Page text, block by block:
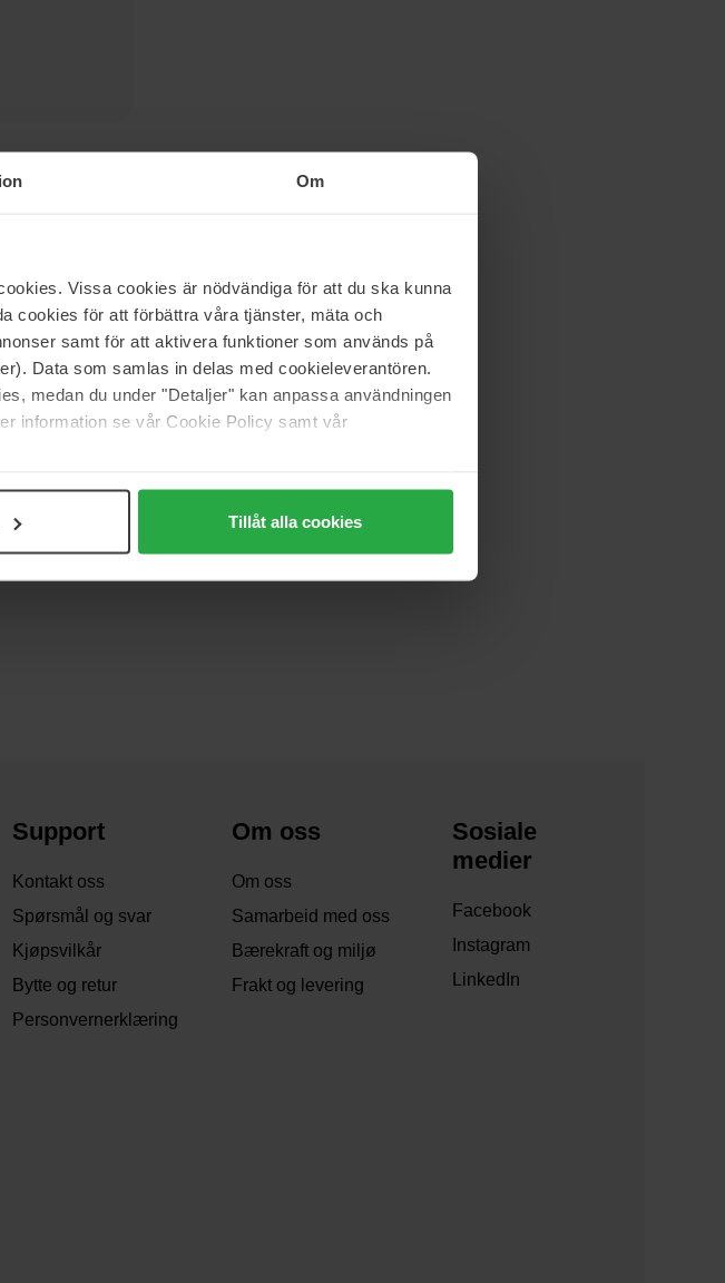
Om
Vissa cookies är nödvändiga för att du ska kunna
cookies för att förbättra våra tjänster, mäta och
samt för att aktivera funktioner som används på
Data som samlas in delas med cookieleverantören.
medan du under "Detaljer" kan anpassa användningen
information se vår Cookie Policy samt vår
Tillåt alla cookies
Support
Kontakt oss
Spørsmål og svar
Kjøpsvilkår
Bytte og retur
Personvernerklæring
Om oss
Om oss
Samarbeid med oss
Bærekraft og miljø
Frakt og levering
Sosiale
medier
Facebook
Instagram
LinkedIn